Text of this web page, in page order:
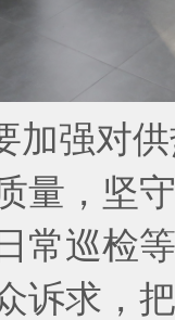
加强对
量，坚
常巡检
诉求，